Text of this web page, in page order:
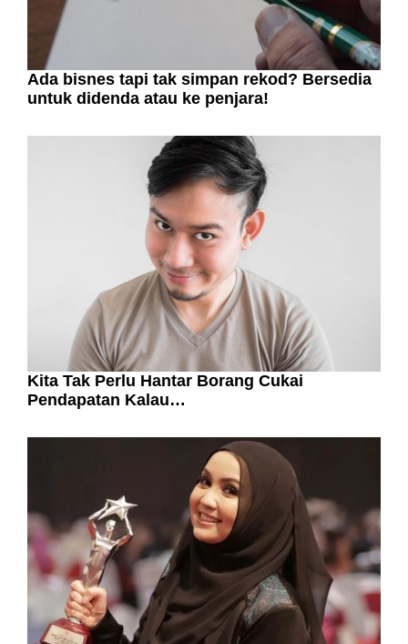
Ada bisnes tapi tak simpan rekod? Bersedia
untuk didenda atau ke penjara!
Kita Tak Perlu Hantar Borang Cukai
Pendapatan Kalau…